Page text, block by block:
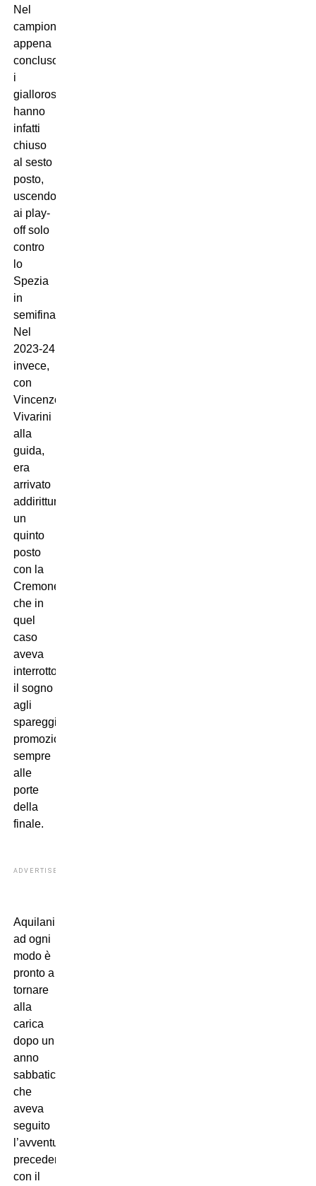
Nel
campionato
appena
concluso
i
giallorossi
hanno
infatti
chiuso
al sesto
posto,
uscendo
ai play-
off solo
contro
lo
Spezia
in
semifinale.
Nel
2023-24
invece,
con
Vincenzo
Vivarini
alla
guida,
era
arrivato
addirittura
un
quinto
posto
con la
Cremonese
che in
quel
caso
aveva
interrotto
il sogno
agli
spareggi
promozione,
sempre
alle
porte
della
finale.
ADVERTISEMENT
Aquilani
ad ogni
modo è
pronto a
tornare
alla
carica
dopo un
anno
sabbatico,
che
aveva
seguito
l’avventura
precedente
con il